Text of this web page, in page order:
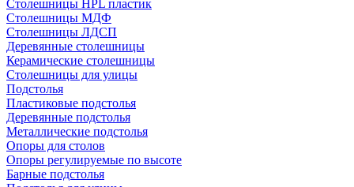
Столешницы HPL пластик
Столешницы МДФ
Столешницы ЛДСП
Деревянные столешницы
Керамические столешницы
Столешницы для улицы
Подстолья
Пластиковые подстолья
Деревянные подстолья
Металлические подстолья
Опоры для столов
Опоры регулируемые по высоте
Барные подстолья